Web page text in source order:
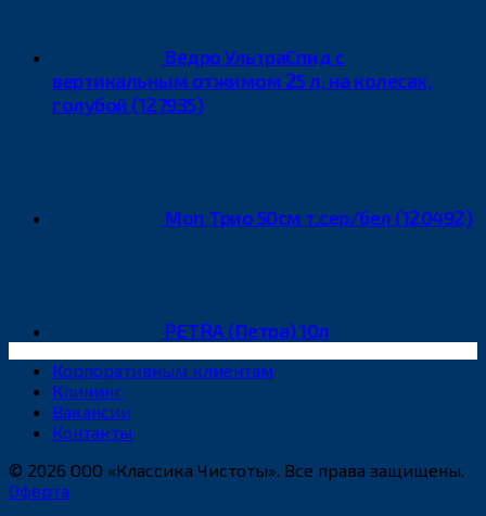
Ведро УльтраСпид с
вертикальным отжимом 25 л, на колесах,
голубой (127935)
Моп Трио 50см т.сер/бел (120492)
PETRA (Петра) 10л
Корпоративным клиентам
Клининг
Вакансии
Контакты
© 2026 ООО «Классика Чистоты». Все права защищены.
Оферта